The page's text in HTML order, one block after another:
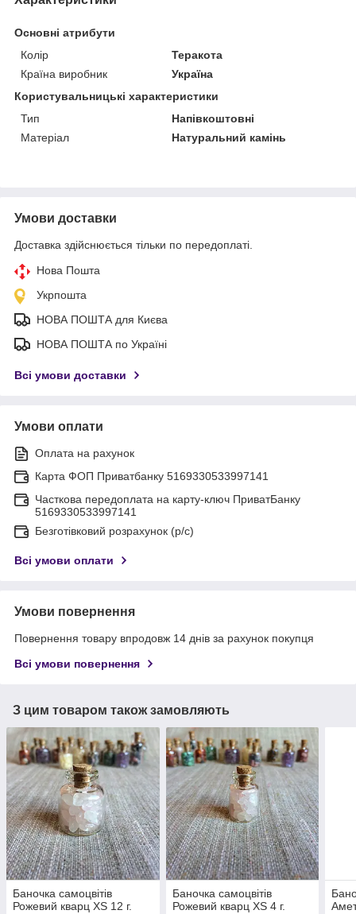
Основні атрибути
Колір
Теракота
Країна виробник
Україна
Користувальницькі характеристики
Тип
Напівкоштовні
Матеріал
Натуральний камінь
Умови доставки
Доставка здійснюється тільки по передоплаті.
Нова Пошта
Укрпошта
НОВА ПОШТА для Києва
НОВА ПОШТА по Україні
Всі умови доставки
Умови оплати
Оплата на рахунок
Карта ФОП Приватбанку 5169330533997141
Часткова передоплата на карту-ключ ПриватБанку
5169330533997141
Безготівковий розрахунок (р/с)
Всі умови оплати
Умови повернення
Повернення товару впродовж 14 днів за рахунок покупця
Всі умови повернення
З цим товаром також замовляють
Баночка самоцвітів
Рожевий кварц XS 12 г.
Баночка самоцвітів
Рожевий кварц XS 4 г.